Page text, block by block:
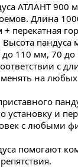
АТЛАНТ 900
Длина
перекатная
пандуса
110 мм, 70
с
на
установку и
с любыми
помогают